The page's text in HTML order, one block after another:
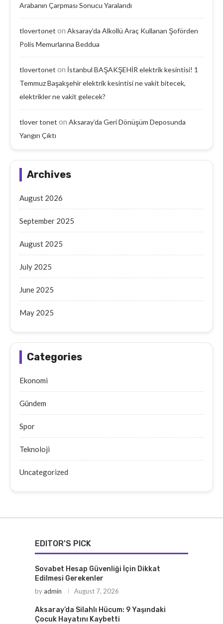
Arabanın Çarpması Sonucu Yaralandı
tlovertonet on Aksaray’da Alkollü Araç Kullanan Şoförden
Polis Memurlarına Beddua
tlovertonet on İstanbul BAŞAKŞEHİR elektrik kesintisi! 1
Temmuz Başakşehir elektrik kesintisi ne vakit bitecek,
elektrikler ne vakit gelecek?
tlover tonet on Aksaray’da Geri Dönüşüm Deposunda
Yangın Çıktı
Archives
August 2026
September 2025
August 2025
July 2025
June 2025
May 2025
Categories
Ekonomi
Gündem
Spor
Teknoloji
Uncategorized
EDITOR'S PICK
Sovabet Hesap Güvenliği İçin Dikkat
Edilmesi Gerekenler
byadmin August 7, 2026
Aksaray’da Silahlı Hücum: 9 Yaşındaki
Çocuk Hayatını Kaybetti